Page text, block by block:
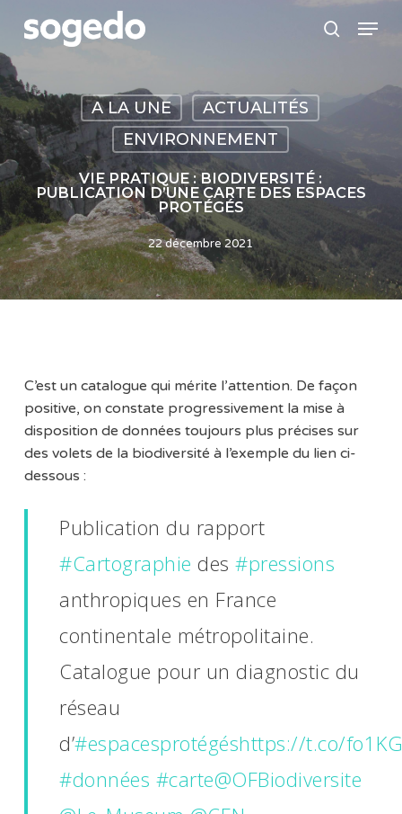
main
content
search
Menu
A LA UNE
ACTUALITÉS
ENVIRONNEMENT
VIE PRATIQUE : BIODIVERSITÉ :
PUBLICATION D’UNE CARTE DES ESPACES
PROTÉGÉS
22 décembre 2021
C’est un catalogue qui mérite l’attention. De façon
positive, on constate progressivement la mise à
disposition de données toujours plus précises sur
des volets de la biodiversité à l’exemple du lien ci-
dessous :
Publication du rapport
#Cartographie des#pressions
anthropiques en France
continentale métropolitaine.
Catalogue pour un diagnostic du
réseau
d’#espacesprotégéshttps://t.co/
#données #carte@OFBiodiversite